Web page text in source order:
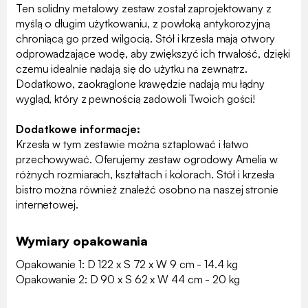
Ten solidny metalowy zestaw został zaprojektowany z
myślą o długim użytkowaniu, z powłoką antykorozyjną
chroniącą go przed wilgocią. Stół i krzesła mają otwory
odprowadzające wodę, aby zwiększyć ich trwałość, dzięki
czemu idealnie nadają się do użytku na zewnątrz.
Dodatkowo, zaokrąglone krawędzie nadają mu łądny
wygląd, który z pewnością zadowoli Twoich gości!
Dodatkowe informacje:
Krzesła w tym zestawie można sztaplować i łatwo
przechowywać. Oferujemy zestaw ogrodowy Amelia w
różnych rozmiarach, kształtach i kolorach. Stół i krzesła
bistro można również znaleźć osobno na naszej stronie
internetowej.
Wymiary opakowania
Opakowanie 1: D 122 x S 72 x W 9 cm - 14.4 kg
Opakowanie 2: D 90 x S 62 x W 44 cm - 20 kg